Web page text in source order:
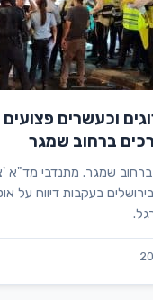
וכעשרים
ברחוב שמגר
שמגר. מתנדבי מד"א
בעקבות דיווח על